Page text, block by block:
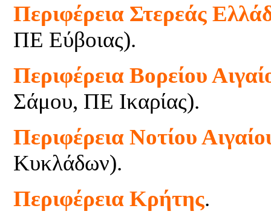
Περιφέρεια Στερεάς
ΠΕ Εύβοιας).
Περιφέρεια Βορείου
Σάμου, ΠΕ Ικαρίας).
Περιφέρεια Νοτίου
Κυκλάδων).
Περιφέρεια Κρήτης.